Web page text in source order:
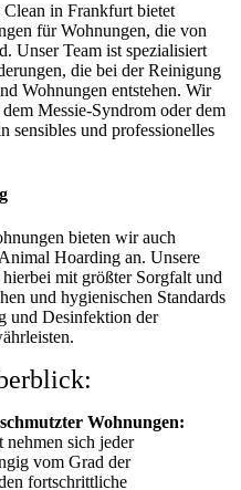
in Frankfurt bietet
für Wohnungen, die von
Unser Team ist spezialisiert
die bei der Reinigung
Wohnungen entstehen. Wir
Messie-Syndrom oder dem
sensibles und professionelles
bieten wir auch
Hoarding an. Unsere
mit größter Sorgfalt und
und hygienischen Standards
und Desinfektion der
Wohnungen:
sich jeder
vom Grad der
fortschrittliche